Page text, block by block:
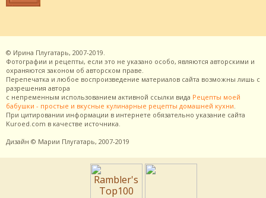
© Ирина Плугатарь, 2007-2019.
Фотографии и рецепты, если это не указано особо, являются авторскими и
охраняются законом об авторском праве.
Перепечатка и любое воспроизведение материалов сайта возможны лишь с
разрешения автора
с непременным использованием активной ссылки вида Рецепты моей
бабушки - простые и вкусные кулинарные рецепты домашней кухни
При цитировании информации в интернете обязательно указание сайта
Kuroed.com в качестве источника.
Дизайн © Марии Плугатарь, 2007-2019